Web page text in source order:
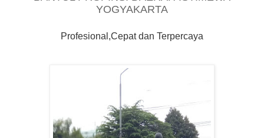
YOGYAKARTA
Profesional,Cepat dan Terpercaya